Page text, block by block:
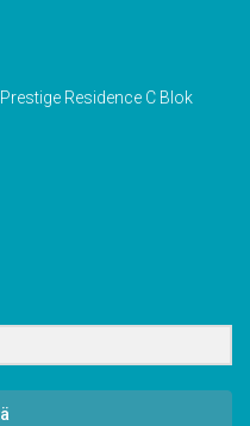
Residence C Blok